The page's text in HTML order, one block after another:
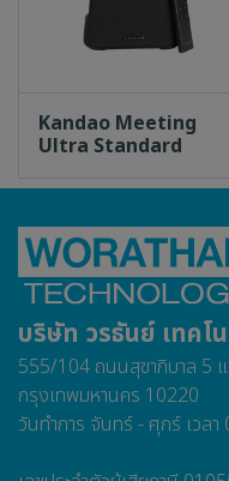
Kandao Meeting
Ultra Standard
บริษัท วรธันย์ เทคโ
555/104 ถนนสุขาภิบาล 5 แ
กรุงเทพมหานคร 10220
วันทำการ จันทร์ - ศุกร์ เวล